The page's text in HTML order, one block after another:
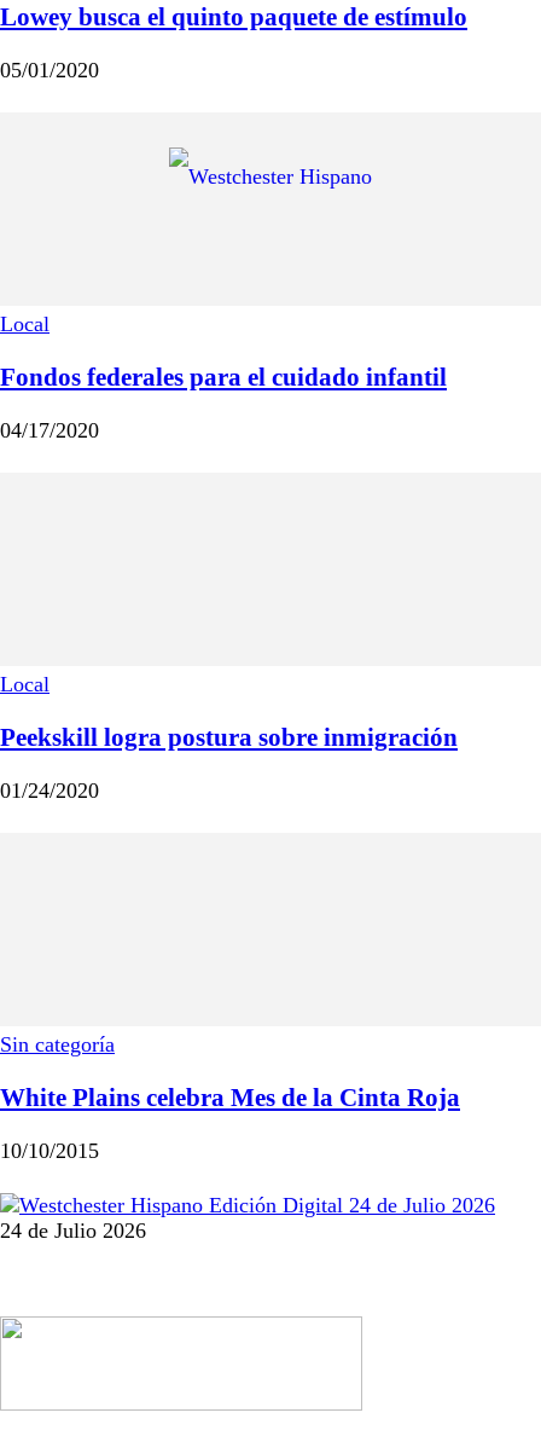
Lowey busca el quinto paquete de estímulo
05/01/2020
Local
Fondos federales para el cuidado infantil
04/17/2020
Local
Peekskill logra postura sobre inmigración
01/24/2020
Sin categoría
White Plains celebra Mes de la Cinta Roja
10/10/2015
24 de Julio 2026